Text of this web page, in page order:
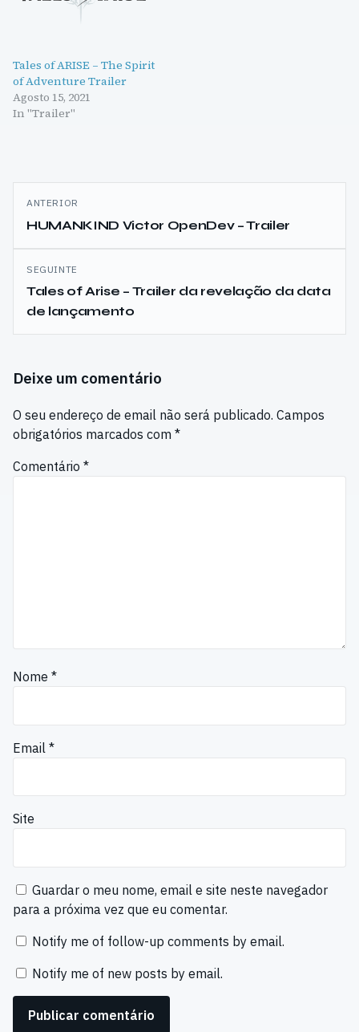
Tales of ARISE – The Spirit
of Adventure Trailer
Agosto 15, 2021
In "Trailer"
Navegação
de
artigos
ANTERIOR
HUMANKIND Victor OpenDev – Trailer
SEGUINTE
Tales of Arise – Trailer da revelação da data
de lançamento
Deixe um comentário
O seu endereço de email não será publicado. Campos
obrigatórios marcados com *
Comentário *
Nome *
Email *
Site
Guardar o meu nome, email e site neste navegador
para a próxima vez que eu comentar.
Notify me of follow-up comments by email.
Notify me of new posts by email.